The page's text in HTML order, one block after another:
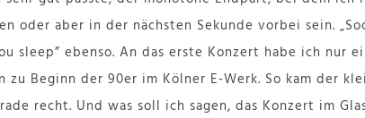
oder aber in der nächsten Sekunde vorbei sein.
sleep” ebenso. An das erste Konzert habe ich nur
zu Beginn der 90er im Kölner E-Werk. So kam der
recht. Und was soll ich sagen, das Konzert im